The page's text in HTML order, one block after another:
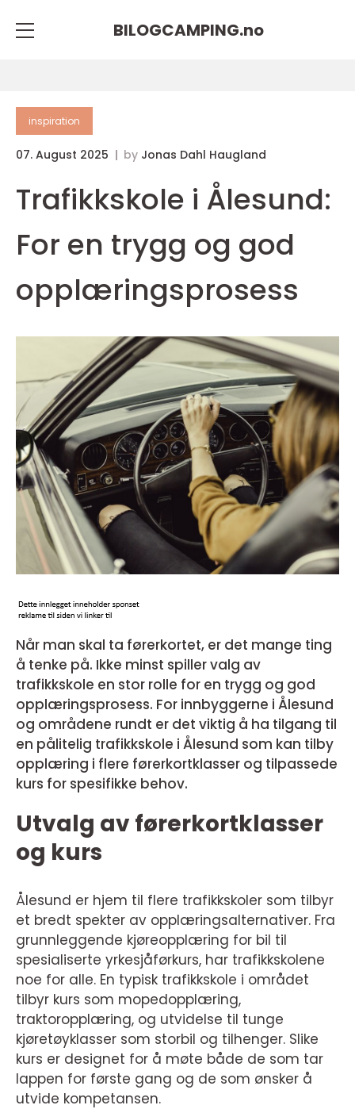
BILOGCAMPING.no
inspiration
07. August 2025 by Jonas Dahl Haugland
Trafikkskole i Ålesund:
For en trygg og god
opplæringsprosess
Når man skal ta førerkortet, er det mange ting
å tenke på. Ikke minst spiller valg av
trafikkskole en stor rolle for en trygg og god
opplæringsprosess. For innbyggerne i Ålesund
og områdene rundt er det viktig å ha tilgang til
en pålitelig trafikkskole i Ålesund som kan tilby
opplæring i flere førerkortklasser og tilpassede
kurs for spesifikke behov.
Utvalg av førerkortklasser
og kurs
Ålesund er hjem til flere trafikkskoler som tilbyr
et bredt spekter av opplæringsalternativer. Fra
grunnleggende kjøreopplæring for bil til
spesialiserte yrkesjåførkurs, har trafikkskolene
noe for alle. En typisk trafikkskole i området
tilbyr kurs som mopedopplæring,
traktoropplæring, og utvidelse til tunge
kjøretøyklasser som storbil og tilhenger. Slike
kurs er designet for å møte både de som tar
lappen for første gang og de som ønsker å
utvide kompetansen.